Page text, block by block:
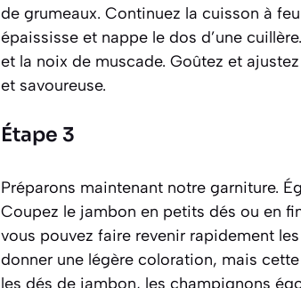
de grumeaux. Continuez la cuisson à
épaississe et nappe le dos d’une
et la noix de muscade. Goûtez et
et savoureuse.
Étape 3
Préparons maintenant notre garniture.
Coupez le jambon en petits dés ou en
vous pouvez faire revenir rapidement
donner une légère coloration, mais
les dés de jambon, les champignons